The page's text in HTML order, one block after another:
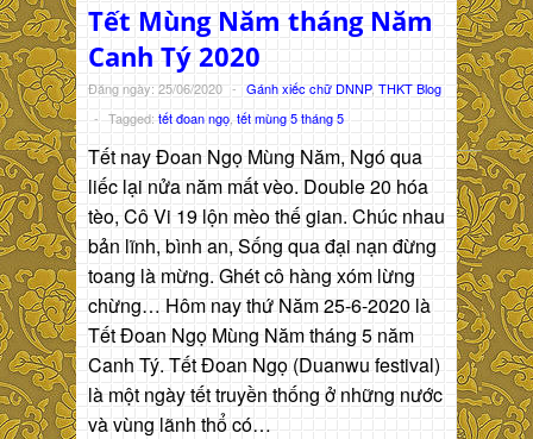
Tết Mùng Năm tháng Năm
Canh Tý 2020
Đăng ngày: 25/06/2020 - Gánh xiếc chữ DNNP, THKT Blog
- Tagged: tết đoan ngọ tết mùng 5 tháng 5
Tết nay Đoan Ngọ Mùng Năm, Ngó qua
liếc lại nửa năm mất vèo. Double 20 hóa
tèo, Cô Vi 19 lộn mèo thế gian. Chúc nhau
bản lĩnh, bình an, Sống qua đại nạn đừng
toang là mừng. Ghét cô hàng xóm lừng
chừng… Hôm nay thứ Năm 25-6-2020 là
Tết Đoan Ngọ Mùng Năm tháng 5 năm
Canh Tý. Tết Đoan Ngọ (Duanwu festival)
là một ngày tết truyền thống ở những nước
và vùng lãnh thổ có…